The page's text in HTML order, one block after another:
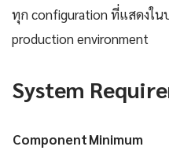
ทุก configuration ที่แสดงใ
production environment
System
ComponentMinimum